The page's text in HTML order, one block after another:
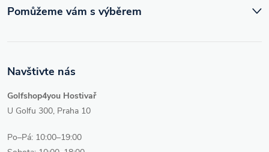
Navštivte nás
Golfshop4you Hostivař
U Golfu 300, Praha 10
Po–Pá: 10:00–19:00
Pomůžeme vám s výběrem